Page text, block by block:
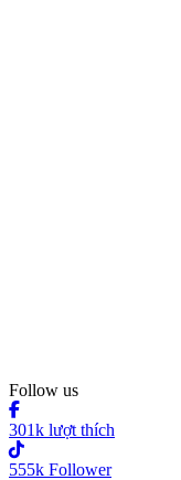
Follow us
301k lượt thích
555k Follower